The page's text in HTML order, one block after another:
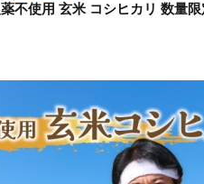
不使用 玄米 コシヒカリ 数